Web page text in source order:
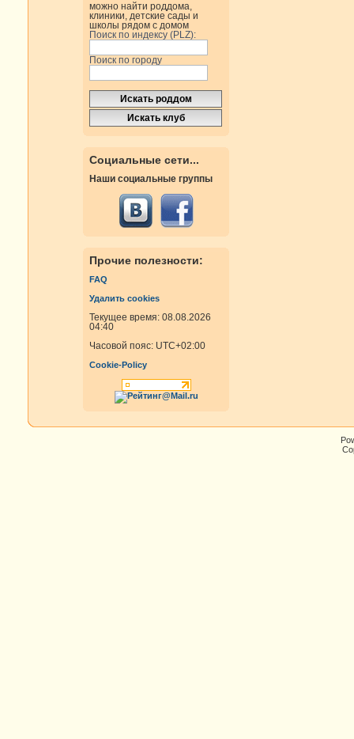
можно найти роддома,
клиники, детские сады и
школы рядом с домом
Поиск по индексу (PLZ):
Поиск по городу
Социальные сети...
Наши социальные группы
Прочие полезности:
FAQ
Удалить cookies
Текущее время: 08.08.2026
04:40
Часовой пояс: UTC+02:00
Cookie-Policy